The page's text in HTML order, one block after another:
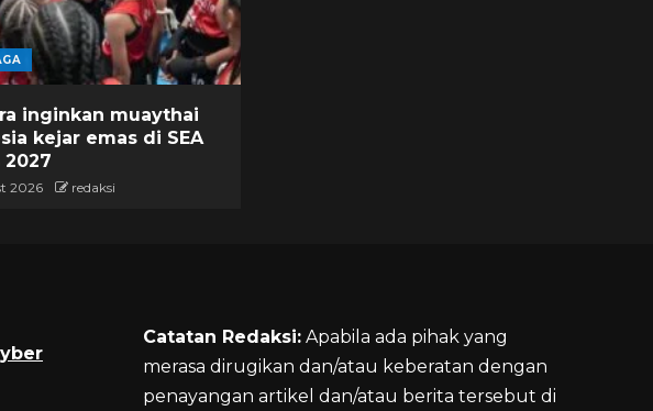
inginkan muaythai
kejar emas di SEA
2027
2026 redaksi
Catatan Redaksi: Apabila ada pihak yang
merasa dirugikan dan/atau keberatan dengan
penayangan artikel dan/atau berita tersebut di